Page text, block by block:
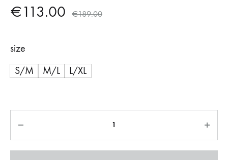
€113.00 €189.00
size
S/M
M/L L/XL